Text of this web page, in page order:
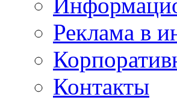
Реклама в
Контакты